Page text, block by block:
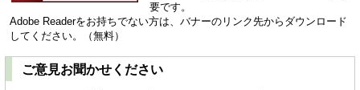
要です。
Adobe Readerをお持ちでない方は、バナーのリンク先からダウンロード
してください。（無料）
ご意見お聞かせください